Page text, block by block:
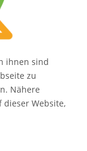
ihnen sind
zu
Nähere
dieser Website,